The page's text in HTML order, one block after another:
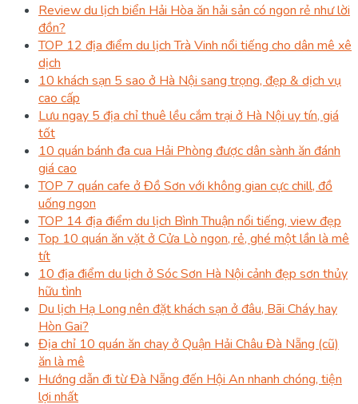
Review du lịch biển Hải Hòa ăn hải sản có ngon rẻ như lời
đồn?
TOP 12 địa điểm du lịch Trà Vinh nổi tiếng cho dân mê xê
dịch
10 khách sạn 5 sao ở Hà Nội sang trọng, đẹp & dịch vụ
cao cấp
Lưu ngay 5 địa chỉ thuê lều cắm trại ở Hà Nội uy tín, giá
tốt
10 quán bánh đa cua Hải Phòng được dân sành ăn đánh
giá cao
TOP 7 quán cafe ở Đồ Sơn với không gian cực chill, đồ
uống ngon
TOP 14 địa điểm du lịch Bình Thuận nổi tiếng, view đẹp
Top 10 quán ăn vặt ở Cửa Lò ngon, rẻ, ghé một lần là mê
tít
10 địa điểm du lịch ở Sóc Sơn Hà Nội cảnh đẹp sơn thủy
hữu tình
Du lịch Hạ Long nên đặt khách sạn ở đâu, Bãi Cháy hay
Hòn Gai?
Địa chỉ 10 quán ăn chay ở Quận Hải Châu Đà Nẵng (cũ)
ăn là mê
Hướng dẫn đi từ Đà Nẵng đến Hội An nhanh chóng, tiện
lợi nhất